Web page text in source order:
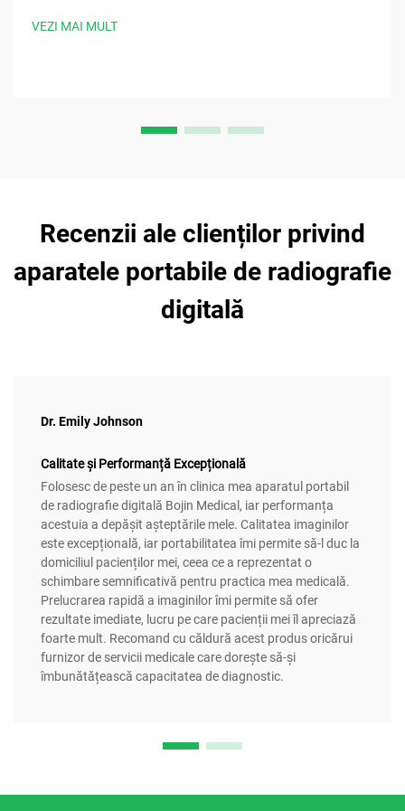
VEZI MAI MULT
Recenzii ale clienților privind
aparatele portabile de radiografie
digitală
Dr. Emily Johnson
Calitate și Performanță Excepțională
Folosesc de peste un an în clinica mea aparatul portabil
de radiografie digitală Bojin Medical, iar performanța
acestuia a depășit așteptările mele. Calitatea imaginilor
este excepțională, iar portabilitatea îmi permite să-l duc la
domiciliul pacienților mei, ceea ce a reprezentat o
schimbare semnificativă pentru practica mea medicală.
Prelucrarea rapidă a imaginilor îmi permite să ofer
rezultate imediate, lucru pe care pacienții mei îl apreciază
foarte mult. Recomand cu căldură acest produs oricărui
furnizor de servicii medicale care dorește să-și
îmbunătățească capacitatea de diagnostic.